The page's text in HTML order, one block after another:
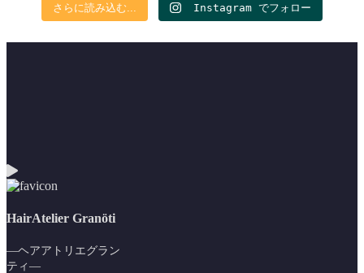
さらに読み込む... Instagram でフォロー
HairAtelier Granöti
―ヘアアトリエグラン
ティ―